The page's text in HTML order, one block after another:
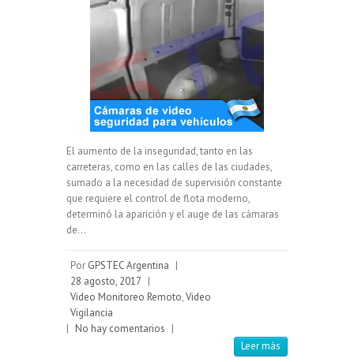
El aumento de la inseguridad, tanto en las
carreteras, como en las calles de las ciudades,
sumado a la necesidad de supervisión constante
que requiere el control de flota moderno,
determinó la aparición y el auge de las cámaras
de…
Por GPSTEC Argentina |
28 agosto, 2017 |
Video Monitoreo Remoto,Video
Vigilancia
| No hay comentarios |
Leer más